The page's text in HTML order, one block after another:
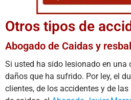
Otros tipos de
Abogado de Caidas y
Si usted ha sido lesionado en una
daños que ha sufrido. Por ley, el
clientes, de los accidentes y de